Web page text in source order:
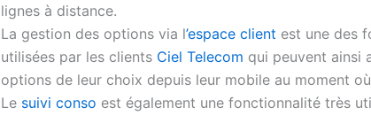
lignes à distance.
La gestion des options via l’espace client est une des
utilisées par les clients Ciel Telecom qui peuvent ainsi
options de leur choix depuis leur mobile au moment
Le suivi conso est également une fonctionnalité très